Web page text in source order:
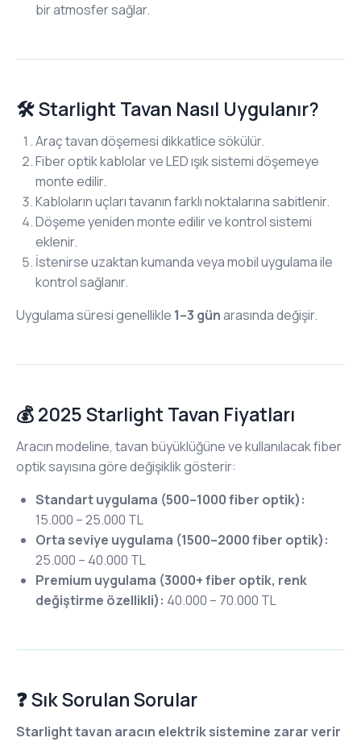
bir atmosfer sağlar.
🛠️ Starlight Tavan Nasıl Uygulanır?
Araç tavan döşemesi dikkatlice sökülür.
Fiber optik kablolar ve LED ışık sistemi döşemeye
monte edilir.
Kabloların uçları tavanın farklı noktalarına sabitlenir.
Döşeme yeniden monte edilir ve kontrol sistemi
eklenir.
İstenirse uzaktan kumanda veya mobil uygulama ile
kontrol sağlanır.
Uygulama süresi genellikle 1–3 günarasında değişir.
💰 2025 Starlight Tavan Fiyatları
Aracın modeline, tavan büyüklüğüne ve kullanılacak fiber
optik sayısına göre değişiklik gösterir:
Standart uygulama (500–1000 fiber optik):
15.000 – 25.000 TL
Orta seviye uygulama (1500–2000 fiber optik):
25.000 – 40.000 TL
Premium uygulama (3000+ fiber optik, renk
değiştirme özellikli): 40.000 – 70.000 TL
❓ Sık Sorulan Sorular
Starlight tavan aracın elektrik sistemine zarar verir